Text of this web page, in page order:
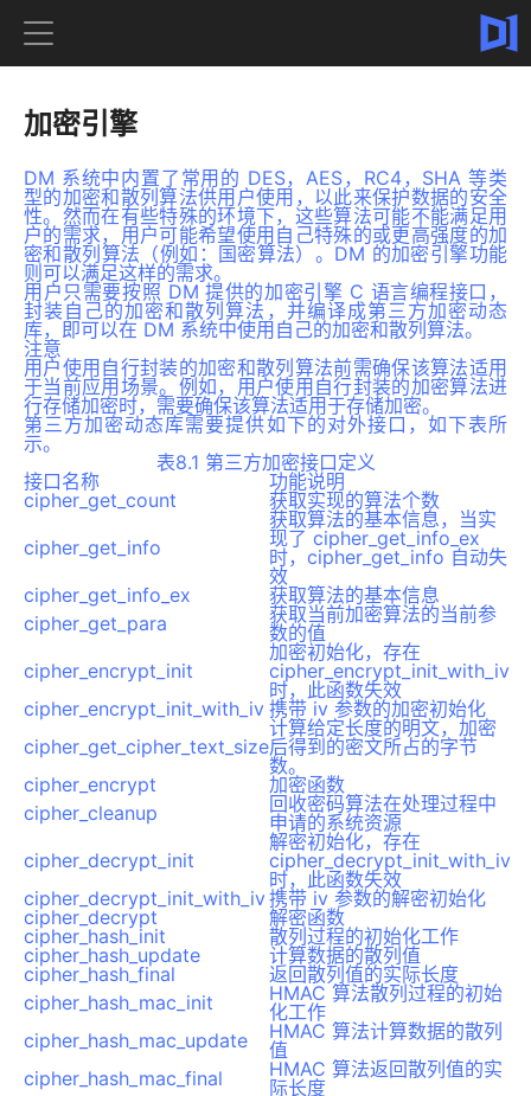
加密引擎
DM 系统中内置了常用的 DES，AES，RC4，SHA 等类
型的加密和散列算法供用户使用，以此来保护数据的安全
性。然而在有些特殊的环境下，这些算法可能不能满足用
户的需求，用户可能希望使用自己特殊的或更高强度的加
密和散列算法（例如：国密算法）。DM 的加密引擎功能
则可以满足这样的需求。
用户只需要按照 DM 提供的加密引擎 C 语言编程接口，
封装自己的加密和散列算法，并编译成第三方加密动态
库，即可以在 DM 系统中使用自己的加密和散列算法。
注意
用户使用自行封装的加密和散列算法前需确保该算法适用
于当前应用场景。例如，用户使用自行封装的加密算法进
行存储加密时，需要确保该算法适用于存储加密。
第三方加密动态库需要提供如下的对外接口，如下表所
示。
表8.1 第三方加密接口定义
接口名称
功能说明
cipher_get_count
获取实现的算法个数
cipher_get_info
获取算法的基本信息，当实
现了 cipher_get_info_ex
时，cipher_get_info 自动失
效
cipher_get_info_ex
获取算法的基本信息
cipher_get_para
获取当前加密算法的当前参
数的值
cipher_encrypt_init
加密初始化，存在
cipher_encrypt_init_with_iv
时，此函数失效
cipher_encrypt_init_with_iv 携带 iv 参数的加密初始化
cipher_get_cipher_text_size
计算给定长度的明文，加密
后得到的密文所占的字节
数。
cipher_encrypt
加密函数
cipher_cleanup
回收密码算法在处理过程中
申请的系统资源
cipher_decrypt_init
解密初始化，存在
cipher_decrypt_init_with_iv
时，此函数失效
cipher_decrypt_init_with_iv携带 iv 参数的解密初始化
cipher_decrypt
解密函数
cipher_hash_init
散列过程的初始化工作
cipher_hash_update
计算数据的散列值
cipher_hash_final
返回散列值的实际长度
cipher_hash_mac_init
HMAC 算法散列过程的初始
化工作
cipher_hash_mac_update
HMAC 算法计算数据的散列
值
cipher_hash_mac_final
HMAC 算法返回散列值的实
际长度